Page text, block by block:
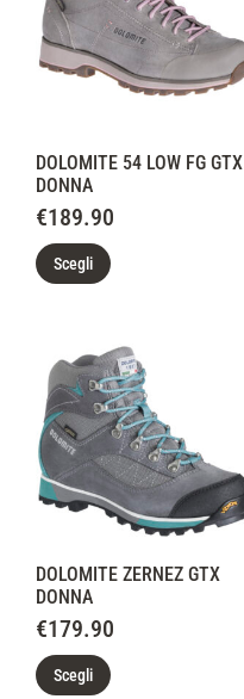
DOLOMITE 54 LOW FG GTX
DONNA
€189.90
Scegli
DOLOMITE ZERNEZ GTX
DONNA
€179.90
Scegli